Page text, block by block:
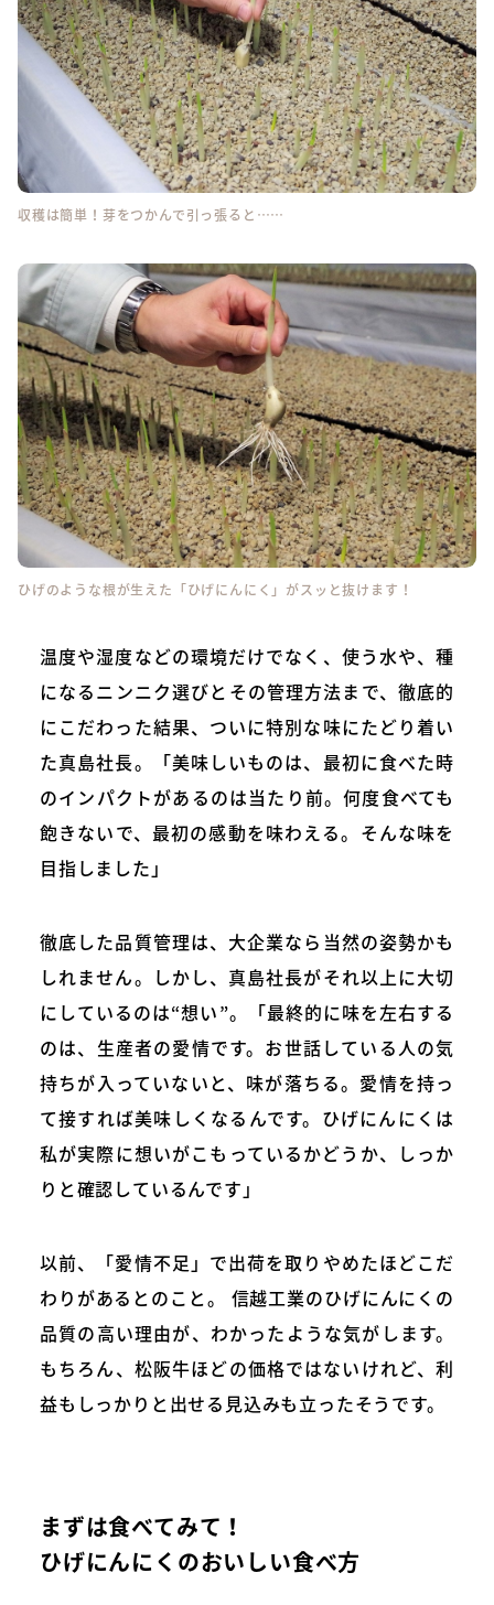
収穫は簡単！芽をつかんで引っ張ると……
ひげのような根が生えた「ひげにんにく」がスッと抜けます！
温度や湿度などの環境だけでなく、使う水や、種
になるニンニク選びとその管理方法まで、徹底的
にこだわった結果、ついに特別な味にたどり着い
た真島社長。「美味しいものは、最初に食べた時
のインパクトがあるのは当たり前。何度食べても
飽きないで、最初の感動を味わえる。そんな味を
目指しました」
徹底した品質管理は、大企業なら当然の姿勢かも
しれません。しかし、真島社長がそれ以上に大切
にしているのは“想い”。「最終的に味を左右する
のは、生産者の愛情です。お世話している人の気
持ちが入っていないと、味が落ちる。愛情を持っ
て接すれば美味しくなるんです。ひげにんにくは
私が実際に想いがこもっているかどうか、しっか
りと確認しているんです」
以前、「愛情不足」で出荷を取りやめたほどこだ
わりがあるとのこと。 信越工業のひげにんにくの
品質の高い理由が、わかったような気がします。
もちろん、松阪牛ほどの価格ではないけれど、利
益もしっかりと出せる見込みも立ったそうです。
まずは食べてみて！
ひげにんにくのおいしい食べ方